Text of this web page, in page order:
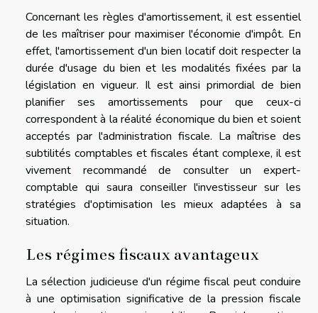
Concernant les règles d'amortissement, il est essentiel
de les maîtriser pour maximiser l'économie d'impôt. En
effet, l'amortissement d'un bien locatif doit respecter la
durée d'usage du bien et les modalités fixées par la
législation en vigueur. Il est ainsi primordial de bien
planifier ses amortissements pour que ceux-ci
correspondent à la réalité économique du bien et soient
acceptés par l'administration fiscale. La maîtrise des
subtilités comptables et fiscales étant complexe, il est
vivement recommandé de consulter un expert-
comptable qui saura conseiller l'investisseur sur les
stratégies d'optimisation les mieux adaptées à sa
situation.
Les régimes fiscaux avantageux
La sélection judicieuse d'un régime fiscal peut conduire
à une optimisation significative de la pression fiscale